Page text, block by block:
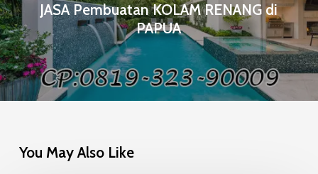
JASA Pembuatan KOLAM RENANG di
PAPUA
You May Also Like